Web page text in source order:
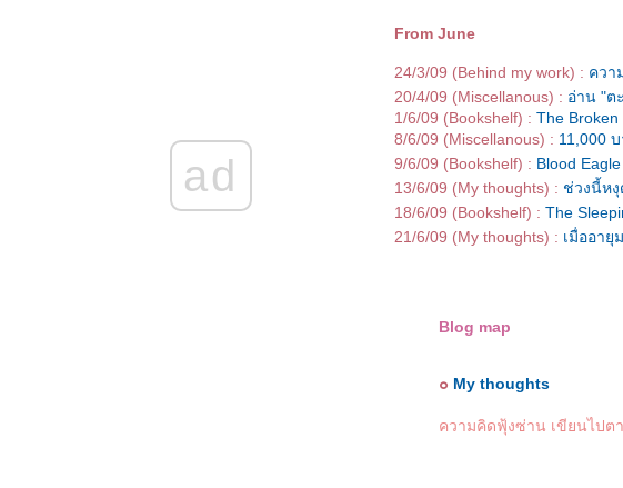
The rest of April'09
ad
From June
24/3/09 (Behind my work) : ควา
20/4/09 (Miscellanous) : อ่าน "ต
1/6/09 (Bookshelf) : The Broken
8/6/09 (Miscellanous) : 11,000
9/6/09 (Bookshelf) : Blood
13/6/09 (My thoughts) : ช่วงนี้หงุ
18/6/09 (Bookshelf) : The
21/6/09 (My thoughts) : เมื่ออา
Blog map
๐ My thoughts
ความคิดฟุ้งซ่าน เขียนไป